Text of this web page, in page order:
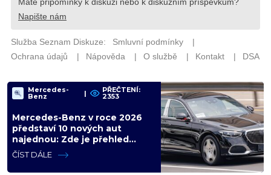
Mercedes-
Benz | PŘEČTENÍ:
2353
Mercedes-Benz v roce 2026
představí 10 nových aut
najednou: Zde je přehled
všech, které v Česku uvidíme
ČÍST DÁLE